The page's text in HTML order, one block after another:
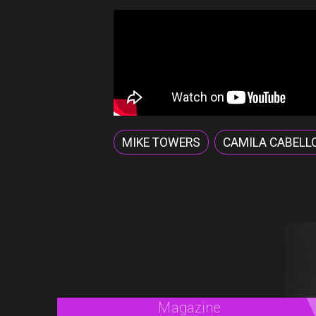
MIKE TOWERS CAMILA
Cine